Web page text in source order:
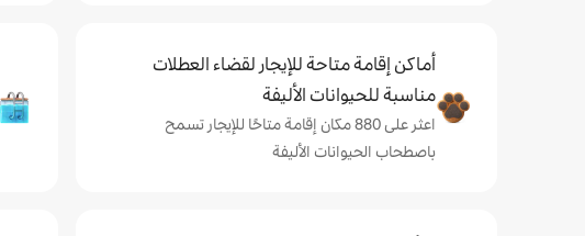
أماكن إقامة متاحة للإيجار لقضاء العطلات
مناسبة للحيوانات الأليفة
اعثر على 880 مكان إقامة متاحًا للإيجار تسمح
باصطحاب الحيوانات الأليفة